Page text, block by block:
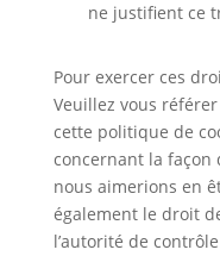
ne justifient ce
Pour exercer ces
Veuillez vous
cette politique de
concernant la façon
nous aimerions en
également le droit
l’autorité de